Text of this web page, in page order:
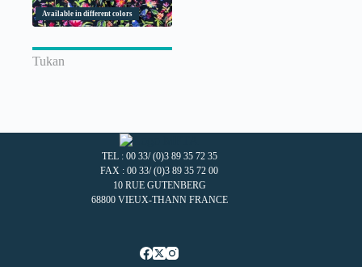
Available in different colors
Tukan
TEL : 00 33/ (0)3 89 35 72 35
FAX : 00 33/ (0)3 89 35 72 00
10 RUE GUTENBERG
68800 VIEUX-THANN FRANCE